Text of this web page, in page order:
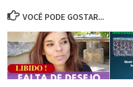
VOCÊ PODE GOSTAR...